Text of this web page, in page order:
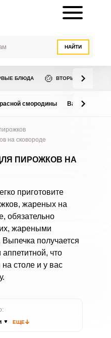
НАЙТИ
БЛЮДА 🍲 ВТОРЫЕ БЛЮДА
смородины Варенье из
на сковороде
ПИРОЖКОВ НА
приготовите
жареных на
обязательно
жареными
получается
что
столе и у вас
ЕЩЕ